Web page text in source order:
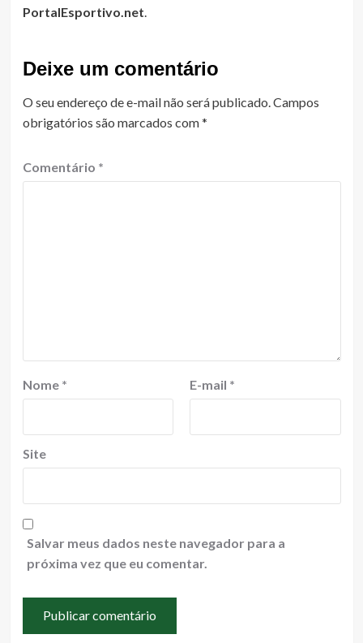
PortalEsportivo.net.
Deixe um comentário
O seu endereço de e-mail não será publicado.Campos
obrigatórios são marcados com*
Comentário *
Nome * E-mail *
Site
Salvar meus dados neste navegador para a
próxima vez que eu comentar.